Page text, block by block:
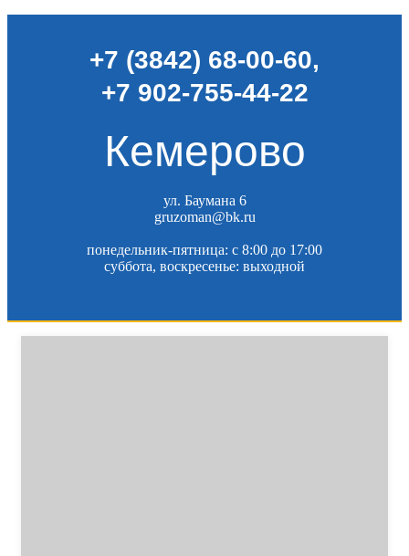
+7 (3842) 68-00-60,
+7 902-755-44-22
Кемерово
ул. Баумана 6
gruzoman@bk.ru
понедельник-пятница: c 8:00 до 17:00
суббота, воскресенье: выходной